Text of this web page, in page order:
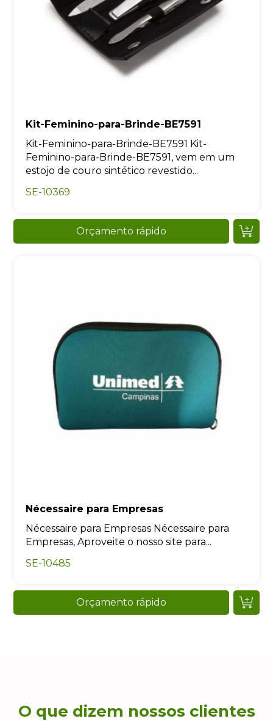
Kit-Feminino-para-Brinde-BE7591
Kit-Feminino-para-Brinde-BE7591 Kit-
Feminino-para-Brinde-BE7591, vem em um
estojo de couro sintético revestido...
SE-10369
Orçamento rápido
Nécessaire para Empresas
Nécessaire para Empresas Nécessaire para
Empresas, Aproveite o nosso site para...
SE-10485
Orçamento rápido
O que dizem nossos clientes